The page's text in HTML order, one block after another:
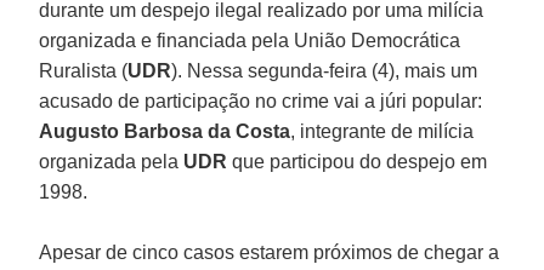
durante um despejo ilegal realizado por uma milícia
organizada e financiada pela União Democrática
Ruralista (UDR). Nessa segunda-feira (4), mais um
acusado de participação no crime vai a júri popular:
Augusto Barbosa da Costa, integrante de milícia
organizada pela UDRque participou do despejo em
1998.
Apesar de cinco casos estarem próximos de chegar a